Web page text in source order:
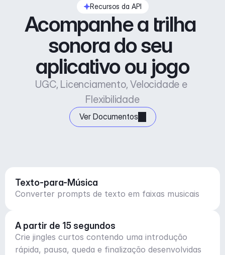
Recursos da API
Acompanhe a trilha
sonora do seu
aplicativo ou jogo
UGC, Licenciamento, Velocidade e
Flexibilidade
Ver Documentos
Texto-para-Música
Converter prompts de texto em faixas musicais
A partir de 15 segundos
Crie jingles curtos contendo uma introdução
rápida, pausa, queda e finalização desenvolvidas